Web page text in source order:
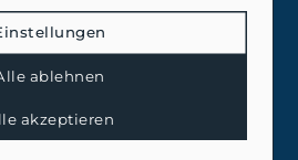
Je sauberer deine
wird die Finanzierung
die
Daten solltest du
ablehnen
akzeptieren